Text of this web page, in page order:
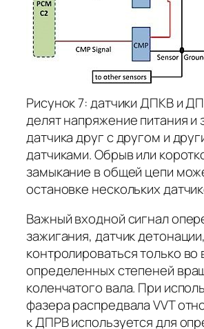
Рисунок 7: датчики ДПКВ и
делят напряжение питания и
датчика друг с другом и
датчиками. Обрыв или
замыкание в общей цепи
остановке нескольких
Важный входной сигнал
зажигания, датчик
контролироваться только во
определенных степеней
коленчатого вала. При
фазера распредвала VVT
к ДПРВ используется для